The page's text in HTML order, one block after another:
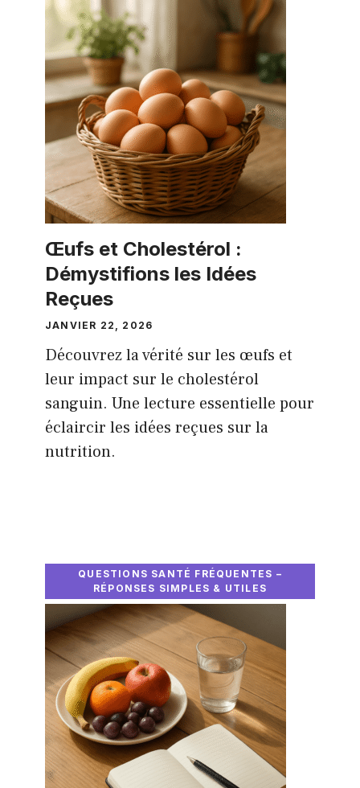
Œufs et Cholestérol :
Démystifions les Idées
Reçues
JANVIER 22, 2026
Découvrez la vérité sur les œufs et
leur impact sur le cholestérol
sanguin. Une lecture essentielle pour
éclaircir les idées reçues sur la
nutrition.
QUESTIONS SANTÉ FRÉQUENTES –
RÉPONSES SIMPLES & UTILES